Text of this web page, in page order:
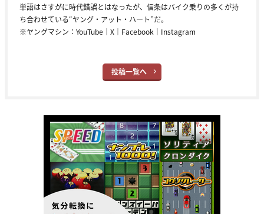
単語はさすがに時代錯誤とはなったが、信条はバイク乗りの多くが持
ち合わせている“ヤング・アット・ハート”だ。
※ヤングマシン： YouTube ｜ X ｜ Facebook ｜ Instagram
投稿一覧へ